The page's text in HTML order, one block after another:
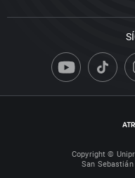
Copyright ©
San